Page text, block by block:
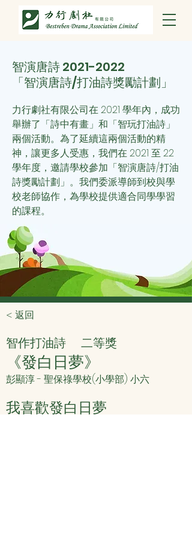
智演唐詩2021-2022
「智演唐詩/打油詩獎勵計劃」
力行劇社有限公司在 2021 學年內，成功
舉辦了「詩中有畫」和「智玩打油詩」
兩個活動。為了延續這兩個活動的精
神，讓更多人受惠，我們在 2021 至 22
學年度，邀請學校參加「智演唐詩/打油
詩獎勵計劃」。我們委派導師到校與學
校老師協作，為學校提供適合同學學習
的課程。
< 返回
智作打油詩 二等獎
《發白日夢》
彭顯淳 - 聖保祿學校(小學部) 小六
我喜歡發白日夢